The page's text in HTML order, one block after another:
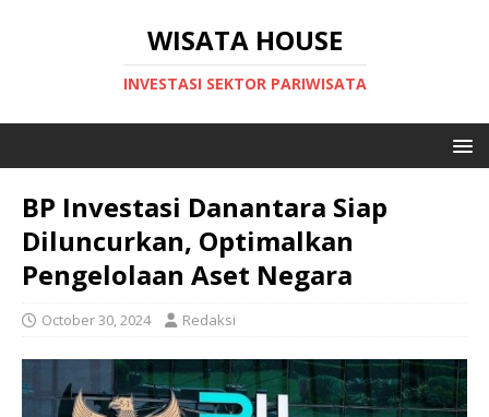
WISATA HOUSE
INVESTASI SEKTOR PARIWISATA
BP Investasi Danantara Siap
Diluncurkan, Optimalkan
Pengelolaan Aset Negara
October 30, 2024 Redaksi